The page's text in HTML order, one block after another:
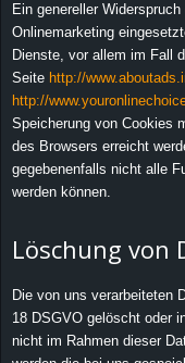
Ein genereller
Onlinemarketing
Dienste, vor allem im Fall
Seite http://
http://
Speicherung von Cookies
des Browsers erreicht
gegebenenfalls nicht alle
werden können.
Löschung von
Die von uns verarbeiteten
18 DSGVO gelöscht oder
nicht im Rahmen dieser